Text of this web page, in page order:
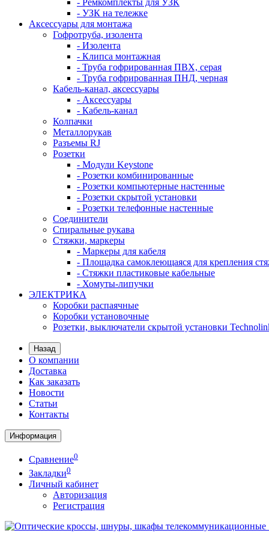
- Ремкомплекты для УЗК
- УЗК на тележке
Аксессуары для монтажа
Гофротруба, изолента
- Изолента
- Клипса монтажная
- Труба гофрированная ПВХ, серая
- Труба гофрированная ПНД, черная
Кабель-канал, аксессуары
- Аксессуары
- Кабель-канал
Колпачки
Металлорукав
Разъемы RJ
Розетки
- Модули Keystone
- Розетки комбинированные
- Розетки компьютерные настенные
- Розетки скрытой установки
- Розетки телефонные настенные
Соединители
Спиральные рукава
Стяжки, маркеры
- Маркеры для кабеля
- Площадка самоклеющаяся для крепления
- Стяжки пластиковые кабельные
- Хомуты-липучки
ЭЛЕКТРИКА
Коробки распаячные
Коробки установочные
Розетки, выключатели скрытой установки
Назад
О компании
Доставка
Как заказать
Новости
Статьи
Контакты
Информация
Сравнение0
Закладки0
Личный кабинет
Авторизация
Регистрация